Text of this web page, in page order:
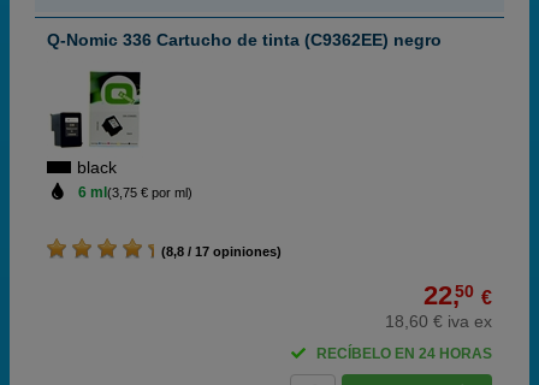
Q-Nomic 336 Cartucho de tinta (C9362EE) negro
black
6 ml (3,75 € por ml)
(8,8 / 17 opiniones)
22,50 €
18,60 € iva ex
RECÍBELO EN 24 HORAS